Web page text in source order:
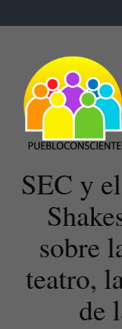
to
SEC y
sobre
teatro,
de